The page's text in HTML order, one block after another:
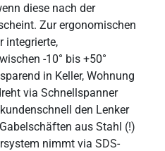
diese nach der
Zur ergonomischen
integrierte,
-10° bis +50°
in Keller, Wohnung
via Schnellspanner
den Lenker
aus Stahl (!)
nimmt via SDS-